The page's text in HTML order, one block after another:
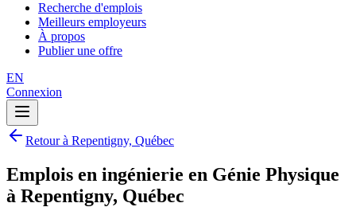
Recherche d'emplois
Meilleurs employeurs
À propos
Publier une offre
EN
Connexion
Retour à Repentigny, Québec
Emplois en ingénierie en Génie Physique
à Repentigny, Québec